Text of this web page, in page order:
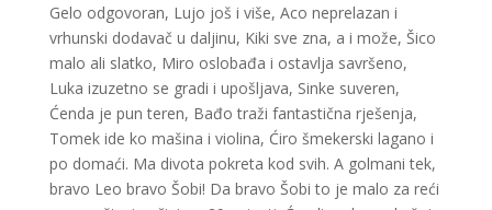
Gelo odgovoran, Lujo još i više, Aco neprelazan i
vrhunski dodavač u daljinu, Kiki sve zna, a i može, Šico
malo ali slatko, Miro oslobađa i ostavlja savršeno,
Luka izuzetno se gradi i upošljava, Sinke suveren,
Ćenda je pun teren, Bađo traži fantastična rješenja,
Tomek ide ko mašina i violina, Ćiro šmekerski lagano i
po domaći. Ma divota pokreta kod svih. A golmani tek,
bravo Leo bravo Šobi! Da bravo Šobi to je malo za reći